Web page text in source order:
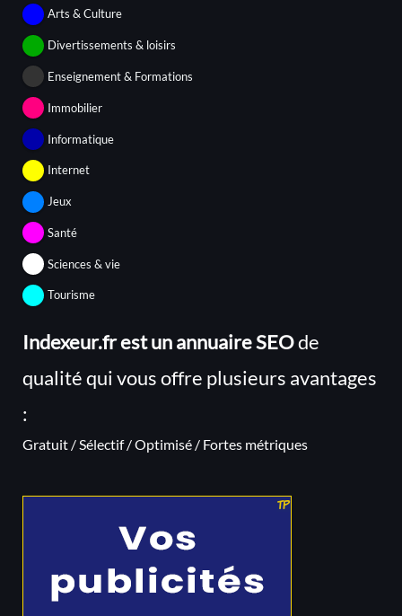
Arts & Culture
Divertissements & loisirs
Enseignement & Formations
Immobilier
Informatique
Internet
Jeux
Santé
Sciences & vie
Tourisme
Indexeur.fr est un annuaire SEOde
qualité qui vous offre plusieurs avantages
:
Gratuit / Sélectif / Optimisé / Fortes métriques